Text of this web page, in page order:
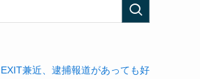
EXIT兼近、逮捕報道があっても好